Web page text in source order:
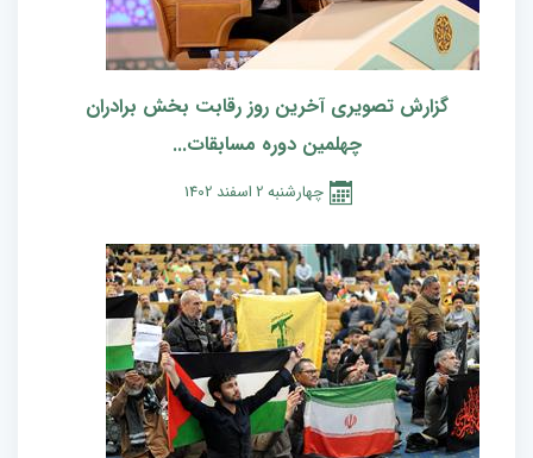
گزارش تصویری آخرین روز رقابت بخش برادران
چهلمین دوره مسابقات...
چهارشنبه2اسفند 1402